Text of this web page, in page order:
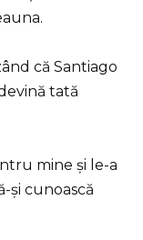
că Santiago
tată
mine și le-a
și cunoască